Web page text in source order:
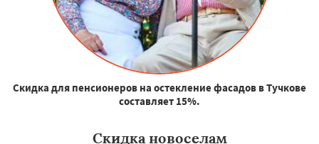
Скидка для пенсионеров на остекление фасадов в Тучкове
составляет 15%.
Скидка новоселам